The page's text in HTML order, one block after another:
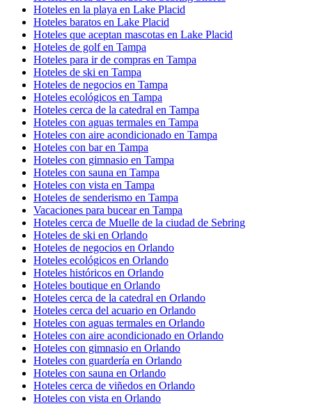
Hoteles en la playa en Lake Placid
Hoteles baratos en Lake Placid
Hoteles que aceptan mascotas en Lake Placid
Hoteles de golf en Tampa
Hoteles para ir de compras en Tampa
Hoteles de ski en Tampa
Hoteles de negocios en Tampa
Hoteles ecológicos en Tampa
Hoteles cerca de la catedral en Tampa
Hoteles con aguas termales en Tampa
Hoteles con aire acondicionado en Tampa
Hoteles con bar en Tampa
Hoteles con gimnasio en Tampa
Hoteles con sauna en Tampa
Hoteles con vista en Tampa
Hoteles de senderismo en Tampa
Vacaciones para bucear en Tampa
Hoteles cerca de Muelle de la ciudad de Sebring
Hoteles de ski en Orlando
Hoteles de negocios en Orlando
Hoteles ecológicos en Orlando
Hoteles históricos en Orlando
Hoteles boutique en Orlando
Hoteles cerca de la catedral en Orlando
Hoteles cerca del acuario en Orlando
Hoteles con aguas termales en Orlando
Hoteles con aire acondicionado en Orlando
Hoteles con gimnasio en Orlando
Hoteles con guardería en Orlando
Hoteles con sauna en Orlando
Hoteles cerca de viñedos en Orlando
Hoteles con vista en Orlando